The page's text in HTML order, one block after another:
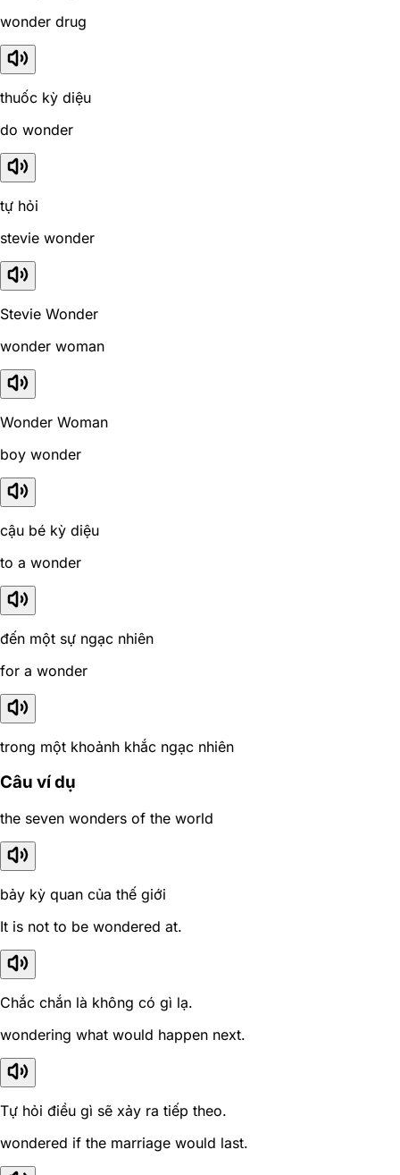
wonder drug
thuốc kỳ diệu
do wonder
tự hỏi
stevie wonder
Stevie Wonder
wonder woman
Wonder Woman
boy wonder
cậu bé kỳ diệu
to a wonder
đến một sự ngạc nhiên
for a wonder
trong một khoảnh khắc ngạc nhiên
Câu ví dụ
the seven wonders of the world
bảy kỳ quan của thế giới
It is not to be wondered at.
Chắc chắn là không có gì lạ.
wondering what would happen next.
Tự hỏi điều gì sẽ xảy ra tiếp theo.
wondered if the marriage would last.